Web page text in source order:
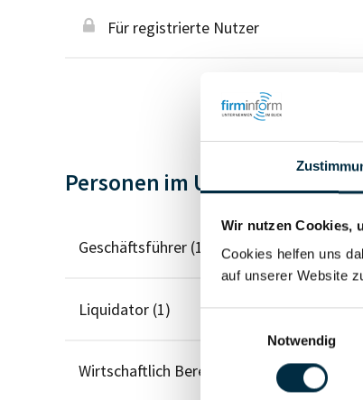
Wir nutzen Cookies,
Cookies helfen uns
auf unserer Website
Notwendig
Für registrierte Nutzer
Personen im Unternehmen
Geschäftsführer (1)
Liquidator (1)
Wirtschaftlich Berechtigter